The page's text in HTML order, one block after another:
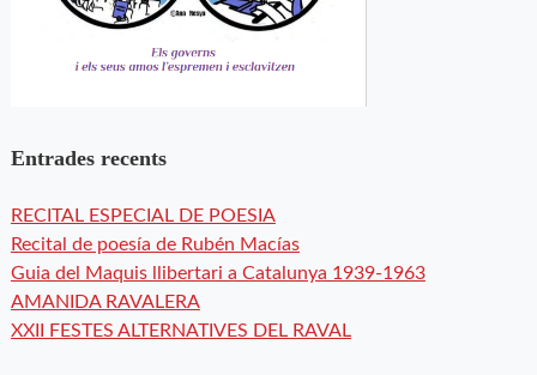
Entrades recents
RECITAL ESPECIAL DE POESIA
Recital de poesía de Rubén Macías
Guia del Maquis llibertari a Catalunya 1939-1963
AMANIDA RAVALERA
XXII FESTES ALTERNATIVES DEL RAVAL